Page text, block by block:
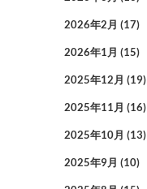
2026年2月 (17)
2026年1月 (15)
2025年12月 (19)
2025年11月 (16)
2025年10月 (13)
2025年9月 (10)